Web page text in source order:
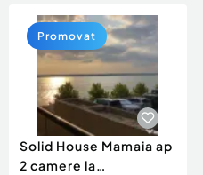
Solid House Mamaia ap
2 camere la
Promovat